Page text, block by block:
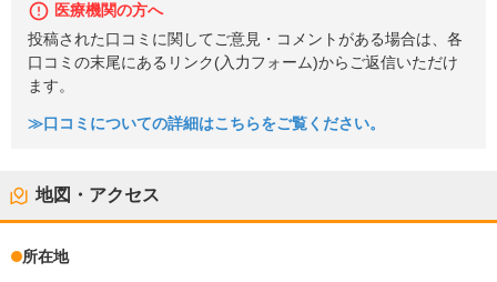
医療機関の方へ
投稿された口コミに関してご意見・コメントがある場合は、各
口コミの末尾にあるリンク(入力フォーム)からご返信いただけ
ます。
≫口コミについての詳細はこちらをご覧ください。
地図・アクセス
所在地